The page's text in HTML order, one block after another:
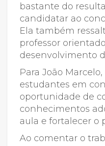
bastante do
candidatar ao
Ela também
professor
desenvolvimento
Para João
estudantes em
oportunidade de
conhecimentos
aula e fortalecer o
Ao comentar o